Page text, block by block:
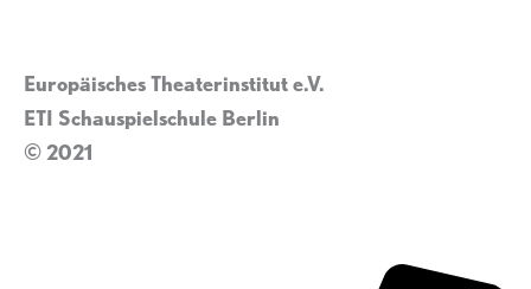
Europäisches Theaterinstitut e.V.
ETI Schauspielschule Berlin
© 2021